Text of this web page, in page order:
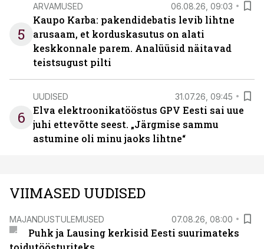
5
ARVAMUSED 06.08.26, 09:03
Kaupo Karba: pakendidebatis levib lihtne
arusaam, et korduskasutus on alati
keskkonnale parem. Analüüsid näitavad
teistsugust pilti
6
UUDISED 31.07.26, 09:45
Elva elektroonikatööstus GPV Eesti sai uue
juhi ettevõtte seest. „Järgmise sammu
astumine oli minu jaoks lihtne“
VIIMASED UUDISED
MAJANDUSTULEMUSED 07.08.26, 08:00
Puhk ja Lausing kerkisid Eesti suurimateks